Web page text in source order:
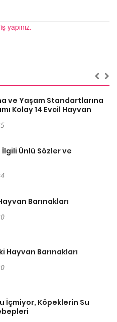
yapınız.
ve Yaşam Standartlarına
Kolay 14 Evcil Hayvan
Ünlü Sözler ve
Barınakları
Hayvan Barınakları
İçmiyor, Köpeklerin Su